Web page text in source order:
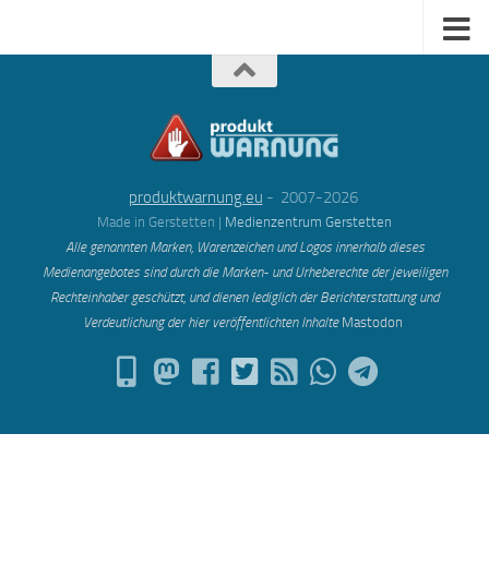
produktwarnung.eu - 2007-2026
Made in Gerstetten | Medienzentrum Gerstetten
Alle genannten Marken, Warenzeichen und Logos innerhalb dieses
Medienangebotes sind durch die Marken- und Urheberechte der jeweiligen
Rechteinhaber geschützt, und dienen lediglich der Berichterstattung und
Verdeutlichung der hier veröffentlichten Inhalte Mastodon